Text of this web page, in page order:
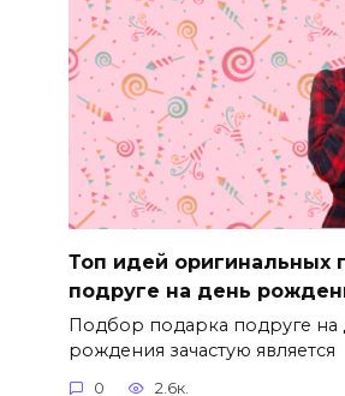
Топ идей оригинальных
подруге на день
Подбор подарка подруге на
рождения зачастую является
0 2.6к.